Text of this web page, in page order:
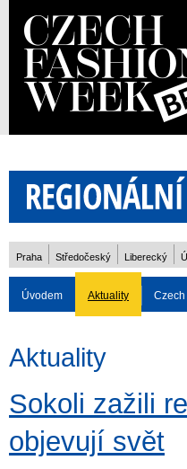
Praha Středočeský Liberecký
Úvodem Aktuality
Aktuality
Sokoli zažili
objevují svět